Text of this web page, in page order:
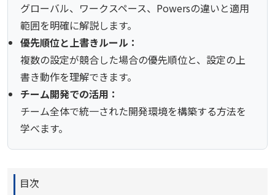
グローバル、ワークスペース、Powersの違いと適用
範囲を明確に解説します。
優先順位と上書きルール：
複数の設定が競合した場合の優先順位と、設定の上
書き動作を理解できます。
チーム開発での活用：
チーム全体で統一された開発環境を構築する方法を
学べます。
目次